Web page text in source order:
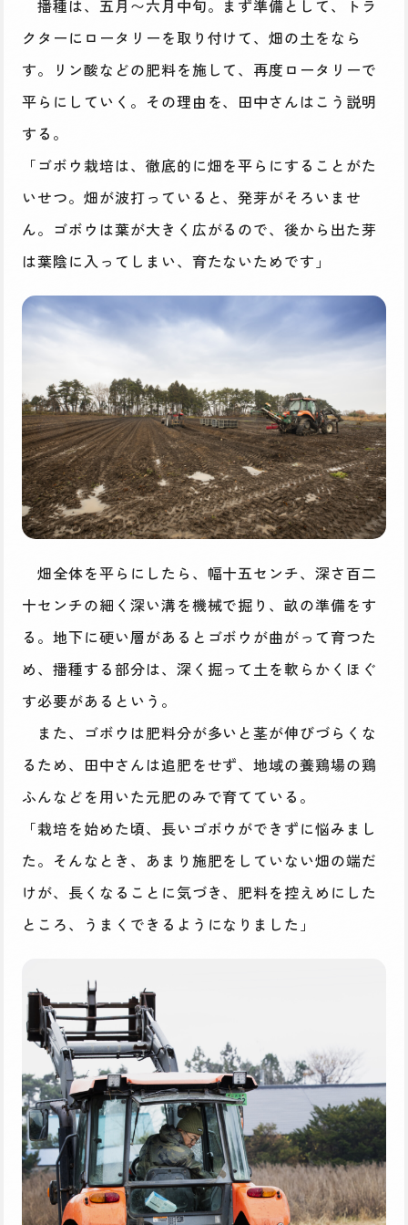
播種は、五月〜六月中旬。まず準備として、トラ
クターにロータリーを取り付けて、畑の土をなら
す。リン酸などの肥料を施して、再度ロータリーで
平らにしていく。その理由を、田中さんはこう説明
する。
「ゴボウ栽培は、徹底的に畑を平らにすることがた
いせつ。畑が波打っていると、発芽がそろいませ
ん。ゴボウは葉が大きく広がるので、後から出た芽
は葉陰に入ってしまい、育たないためです」
畑全体を平らにしたら、幅十五センチ、深さ百二
十センチの細く深い溝を機械で掘り、畝の準備をす
る。地下に硬い層があるとゴボウが曲がって育つた
め、播種する部分は、深く掘って土を軟らかくほぐ
す必要があるという。
また、ゴボウは肥料分が多いと茎が伸びづらくな
るため、田中さんは追肥をせず、地域の養鶏場の鶏
ふんなどを用いた元肥のみで育てている。
「栽培を始めた頃、長いゴボウができずに悩みまし
た。そんなとき、あまり施肥をしていない畑の端だ
けが、長くなることに気づき、肥料を控えめにした
ところ、うまくできるようになりました」